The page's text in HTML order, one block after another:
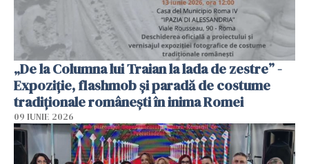
„De la Columna lui Traian la lada de zestre” -
Expoziție, flashmob și paradă de costume
tradiționale românești în inima Romei
09 IUNIE 2026